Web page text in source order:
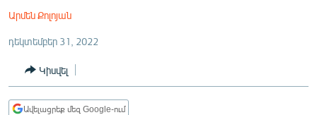
ՏՆՏԵՍՈՒԹՅՈՒՆ
ՂԱՐԱԲԱՂ
Արմեն Քոլոյան
դեկտեմբեր 31, 2022
Կիսվել
Ավելացրեք մեզ Google-ում